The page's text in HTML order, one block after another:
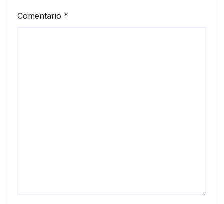
Comentario *